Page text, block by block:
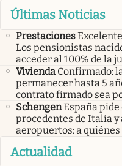
Últimas Noticias
Prestaciones
Los pensionistas
acceder al 100% de la
Vivienda Confirmado:
permanecer hasta 5
contrato firmado sea
SchengenEspaña
procedentes de Italia
aeropuertos: a
Actualidad